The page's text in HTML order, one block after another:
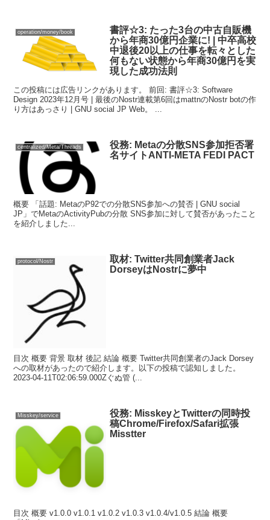
operation/money/book
書評☆3: たった3台の中古自販機
から年商30億円企業に! | 中卒高校
中退後20以上の仕事を転々とした
何もない状態から年商30億円を実
現した成功法則
この投稿には広告リンクがあります。 前回: 書評☆3: Software
Design 2023年12月号 | 最後のNostr連載第6回はmattnのNostr botの作
り方はあっさり | GNU social JP Web。 ...
centralized/Meta/Threads
役務: Metaの分散SNS参加拒否署
名サイトANTI-META FEDI PACT
概要 「話題: MetaのP92での分散SNS参加への賛否 | GNU social
JP」でMetaのActivityPubの分散 SNS参加に対して賛否があったこと
を紹介しました...
protocol/Nostr
取材: Twitter共同創業者Jack
DorseyはNostrに夢中
目次 概要 背景 取材 後記 結論 概要 Twitter共同創業者のJack Dorsey
への取材があったので紹介します。以下の投稿で認知しました。
2023-04-11T02:06:59.000Zぐぬ管 (...
Misskey/service
役務: MisskeyとTwitterの同時投
稿Chrome/Firefox/Safari拡張
Misstter
目次 概要 v1.0.0 v1.0.1 v1.0.2 v1.0.3 v1.0.4/v1.0.5 結論 概要